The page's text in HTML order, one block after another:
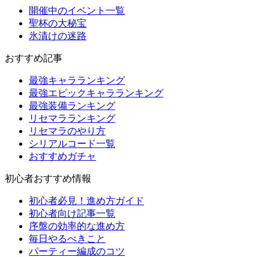
開催中のイベント一覧
聖杯の大秘宝
氷漬けの迷路
おすすめ記事
最強キャラランキング
最強エピックキャラランキング
最強装備ランキング
リセマラランキング
リセマラのやり方
シリアルコード一覧
おすすめガチャ
初心者おすすめ情報
初心者必見！進め方ガイド
初心者向け記事一覧
序盤の効率的な進め方
毎日やるべきこと
パーティー編成のコツ